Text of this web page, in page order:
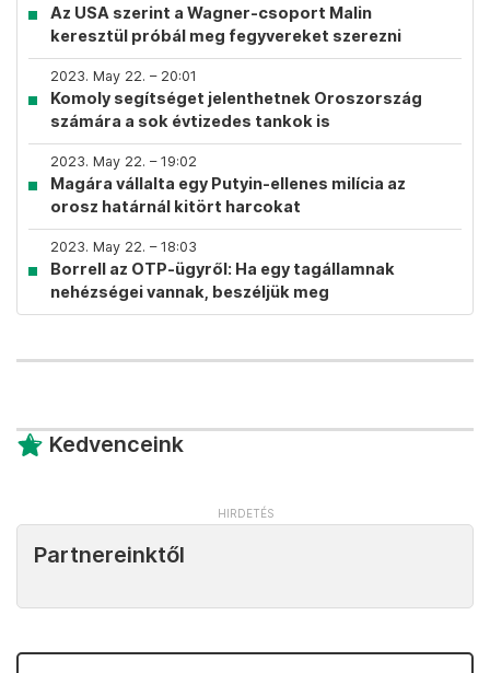
Az USA szerint a Wagner-csoport Malin
keresztül próbál meg fegyvereket szerezni
2023. May 22. – 20:01
Komoly segítséget jelenthetnek Oroszország
számára a sok évtizedes tankok is
2023. May 22. – 19:02
Magára vállalta egy Putyin-ellenes milícia az
orosz határnál kitört harcokat
2023. May 22. – 18:03
Borrell az OTP-ügyről: Ha egy tagállamnak
nehézségei vannak, beszéljük meg
Kedvenceink
Partnereinktől